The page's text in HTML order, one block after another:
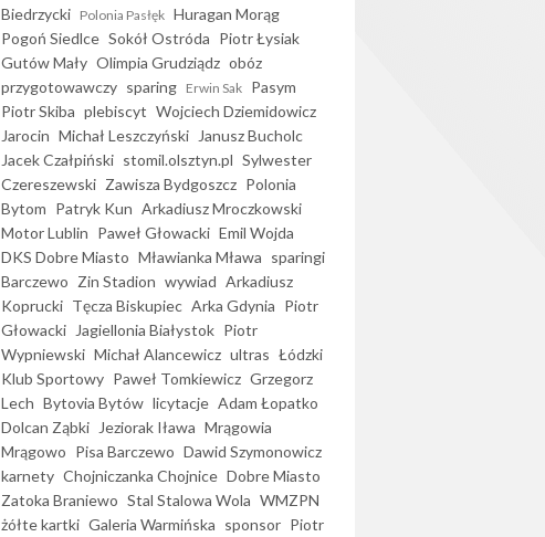
Biedrzycki Polonia Pasłęk Huragan Morąg
Pogoń Siedlce Sokół Ostróda Piotr Łysiak
Gutów Mały Olimpia Grudziądz obóz
przygotowawczy sparing Erwin Sak Pasym
Piotr Skiba plebiscyt Wojciech Dziemidowicz
Jarocin Michał Leszczyński
Janusz Bucholc
Jacek Czałpiński stomil.olsztyn.pl Sylwester
Czereszewski Zawisza Bydgoszcz Polonia
Bytom Patryk Kun Arkadiusz Mroczkowski
Motor Lublin Paweł Głowacki Emil Wojda
DKS Dobre Miasto Mławianka Mława sparingi
Barczewo Zin Stadion wywiad Arkadiusz
Koprucki Tęcza Biskupiec Arka Gdynia Piotr
Głowacki
Jagiellonia Białystok Piotr
Wypniewski Michał Alancewicz ultras Łódzki
Klub Sportowy Paweł Tomkiewicz Grzegorz
Lech Bytovia Bytów licytacje Adam Łopatko
Dolcan Ząbki
Jeziorak Iława Mrągowia
Mrągowo Pisa Barczewo Dawid Szymonowicz
karnety Chojniczanka Chojnice Dobre Miasto
Zatoka Braniewo Stal Stalowa Wola WMZPN
żółte kartki Galeria Warmińska sponsor Piotr